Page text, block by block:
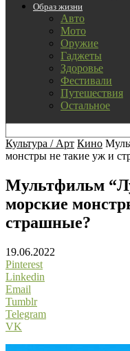
Образ жизни
Авто
Мото
Оружие
Гаджеты
Здоровье
Фестивали
Путешествия
Остальное
Культура / Арт Кино
монстры не такие уж и
Мультфильм
морские
страшные?
19.06.2022
Pinterest
Linkedin
Email
Tumblr
Telegram
VK